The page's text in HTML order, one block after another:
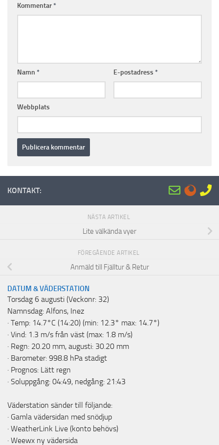
Kommentar *
Namn * E-postadress *
Webbplats
KONTAKT:
NÄSTA ARTIKEL
Lite välkända vyer
FÖREGÅENDE ARTIKEL
Anmäld till Fjälltur & Retur
DATUM & VÄDERSTATION
Torsdag 6 augusti (Veckonr: 32)
Namnsdag: Alfons, Inez
· Temp: 14.7°C (14:20) (min: 12.3° max: 14.7°)
· Vind: 1.3 m/s från väst (max: 1.8 m/s)
· Regn: 20.20 mm, augusti: 30.20 mm
· Barometer: 998.8 hPa stadigt
· Prognos: Lätt regn
· Soluppgång: 04:49, nedgång: 21:43
Väderstation sänder till följande:
· Gamla vädersidan med snödjup
· WeatherLink Live (konto behövs)
· Weewx ny vädersida